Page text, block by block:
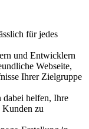
für jedes
und Entwicklern
Webseite,
Ihrer Zielgruppe
dabei helfen, Ihre
Kunden zu